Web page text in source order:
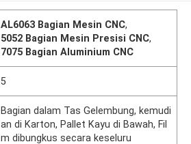
AL6063 Bagian Mesin CNC,
5052 Bagian Mesin Presisi CNC,
7075 Bagian Aluminium CNC
5
Bagian dalam Tas Gelembung, kemudi
an di Karton, Pallet Kayu di Bawah, Fil
m dibungkus secara keseluru